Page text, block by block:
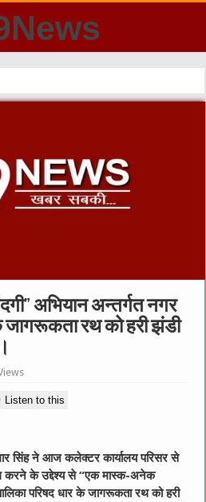
अभियान अन्तर्गत नगर
जागरूकता रथ को हरी झंडी
Listen to this
ने आज कलेक्टर कार्यालय परिसर से
करने के उद्देश्य से “एक मास्क-अनेक
परिषद धार के जागरूकता रथ को हरी